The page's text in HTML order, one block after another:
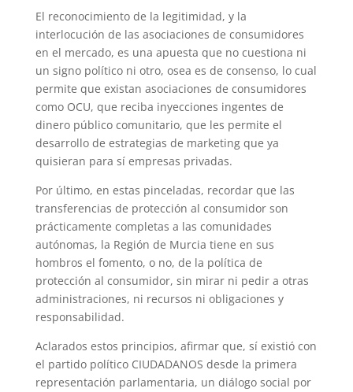
El reconocimiento de la legitimidad, y la
interlocución de las asociaciones de consumidores
en el mercado, es una apuesta que no cuestiona ni
un signo político ni otro, osea es de consenso, lo cual
permite que existan asociaciones de consumidores
como OCU, que reciba inyecciones ingentes de
dinero público comunitario, que les permite el
desarrollo de estrategias de marketing que ya
quisieran para sí empresas privadas.
Por último, en estas pinceladas, recordar que las
transferencias de protección al consumidor son
prácticamente completas a las comunidades
autónomas, la Región de Murcia tiene en sus
hombros el fomento, o no, de la política de
protección al consumidor, sin mirar ni pedir a otras
administraciones, ni recursos ni obligaciones y
responsabilidad.
Aclarados estos principios, afirmar que, sí existió con
el partido político CIUDADANOS desde la primera
representación parlamentaria, un diálogo social por